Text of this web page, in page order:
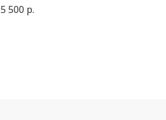
Германии.
5 500 р.